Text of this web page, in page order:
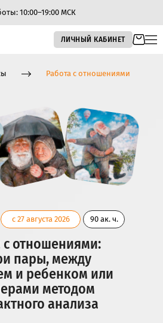
10:00–19:00 МСК
ЛИЧНЫЙ КАБИНЕТ
Работа с отношениями
с отношениями:
пары, между
и ребенком или
методом
анализа
с 27 августа 2026 90 ак. ч.